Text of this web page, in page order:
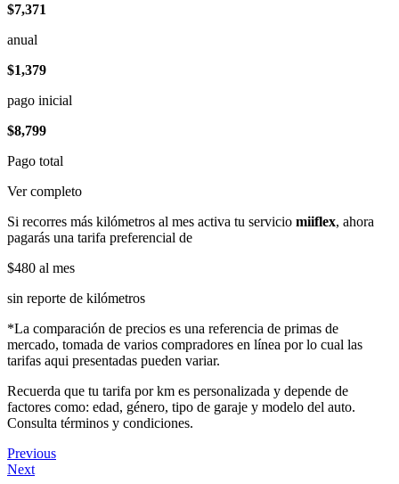
$7,371
anual
$1,379
pago inicial
$8,799
Pago total
Ver completo
Si recorres más kilómetros al mes activa tu servicio miiflex, ahora
pagarás una tarifa preferencial de
$480 al mes
sin reporte de kilómetros
*La comparación de precios es una referencia de primas de
mercado, tomada de varios compradores en línea por lo cual las
tarifas aqui presentadas pueden variar.
Recuerda que tu tarifa por km es personalizada y depende de
factores como: edad, género, tipo de garaje y modelo del auto.
Consulta términos y condiciones.
Previous
Next